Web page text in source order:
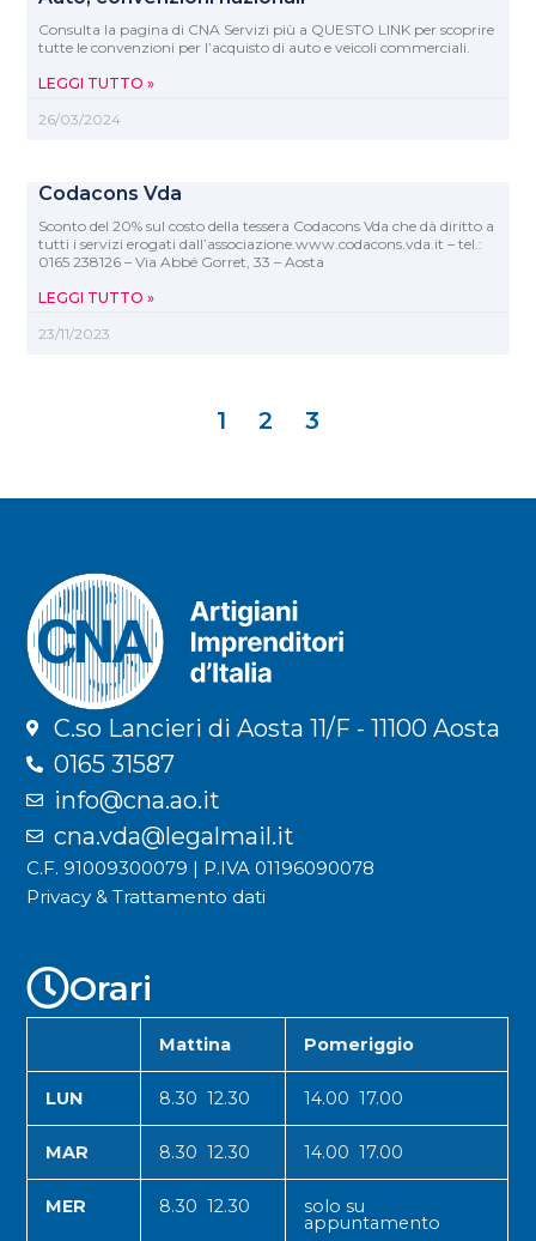
Consulta la pagina di CNA Servizi più a QUESTO LINK per scoprire
tutte le convenzioni per l’acquisto di auto e veicoli commerciali.
LEGGI TUTTO »
26/03/2024
Codacons Vda
Sconto del 20% sul costo della tessera Codacons Vda che dà diritto a
tutti i servizi erogati dall’associazione.www.codacons.vda.it – tel.:
0165 238126 – Via Abbé Gorret, 33 – Aosta
LEGGI TUTTO »
23/11/2023
1 2 3
C.so Lancieri di Aosta 11/F - 11100 Aosta
0165 31587
info@cna.ao.it
cna.vda@legalmail.it
C.F. 91009300079 | P.IVA 01196090078
Privacy & Trattamento dati
Orari
Mattina Pomeriggio
LUN 8.30 12.30 14.00 17.00
MAR 8.30 12.30 14.00 17.00
MER 8.30 12.30 solo su
appuntamento